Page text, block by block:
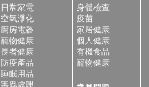
日常家電
空氣淨化
廚房電器
寵物健康
長者健康
防疫產品
睡眠用品
害蟲處理
身體檢查
疫苗
家居健康
個人健康
有機食品
寵物健康